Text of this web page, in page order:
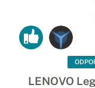
LENOVO